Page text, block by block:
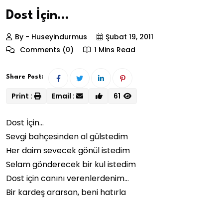
Dost İçin…
By - Huseyindurmus
Şubat 19, 2011
Comments (0)
1 Mins Read
Share Post:
Print : Email : 61
Dost İçin…
Sevgi bahçesinden al gülstedim
Her daim sevecek gönül istedim
Selam gönderecek bir kul istedim
Dost için canını verenlerdenim…
Bir kardeş ararsan, beni hatırla